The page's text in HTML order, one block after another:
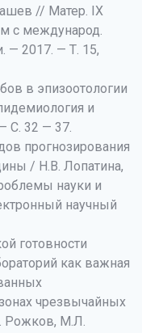
// Матер. IХ
с международ.
— 2017. — Т. 15,
в эпизоотологии
и
С. 32 — 37.
прогнозирования
/ Н.В. Лопатина,
науки и
научный
готовности
как важная
чрезвычайных
Рожков, М.Л.